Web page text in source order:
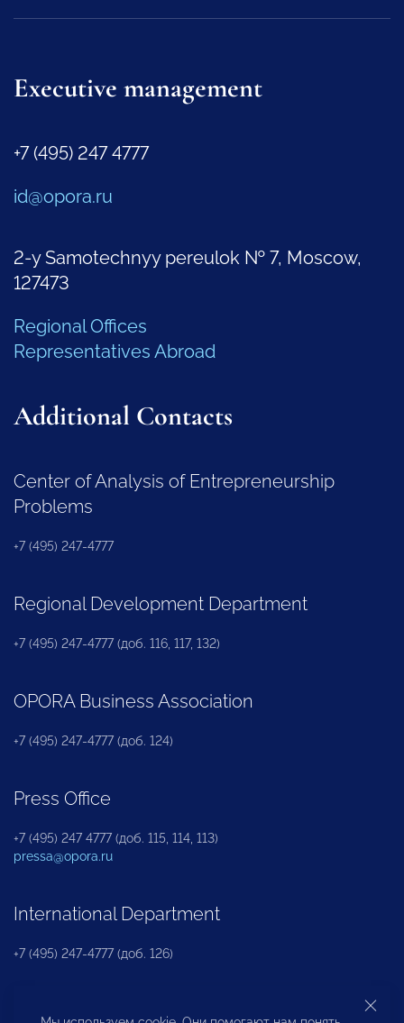
Executive management
+7 (495) 247 4777
id@opora.ru
2-y Samotechnyy pereulok № 7, Moscow,
127473
Regional Offices
Representatives Abroad
Additional Contacts
Center of Analysis of Entrepreneurship
Problems
+7 (495) 247-4777
Regional Development Department
+7 (495) 247-4777 (доб. 116, 117, 132)
OPORA Business Association
+7 (495) 247-4777 (доб. 124)
Press Office
+7 (495) 247 4777 (доб. 115, 114, 113)
pressa@opora.ru
International Department
+7 (495) 247-4777 (доб. 126)
Business and Investment Rights Protection